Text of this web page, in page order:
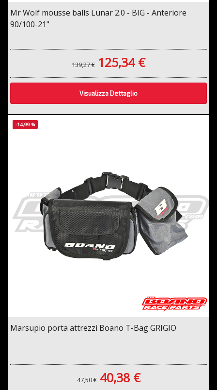
Mr Wolf mousse balls Lunar 2.0 - BIG - Anteriore
90/100-21"
139,27 € 125,34 €
Visualizza Dettaglio
-14,99 %
Marsupio porta attrezzi Boano T-Bag GRIGIO
47,50 € 40,38 €